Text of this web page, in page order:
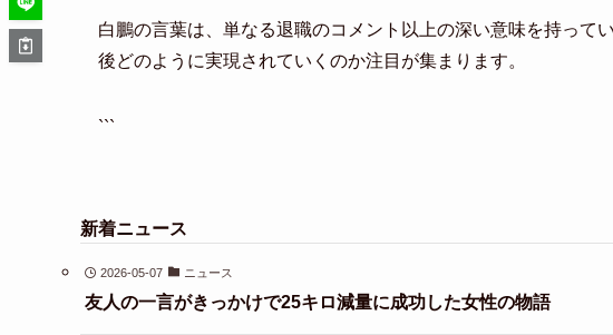
白鵬の言葉は、単なる退職のコメント以上の深い意味を持って
後どのように実現されていくのか注目が集まります。
```
新着ニュース
2026-05-07 ニュース
友人の一言がきっかけで25キロ減量に成功した女性の物語